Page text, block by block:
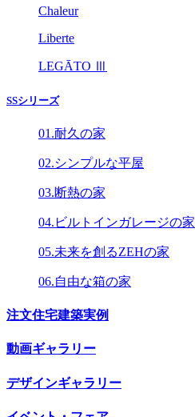
Chaleur
Liberte
LEGĀTO Ⅲ
SSシリーズ
01.耐久の家
02.シンプルな平屋
03.断熱の家
04.ビルトインガレージの家
05.未来を創るZEHの家
06.自由な箱の家
注文住宅建築実例
動画ギャラリー
デザインギャラリー